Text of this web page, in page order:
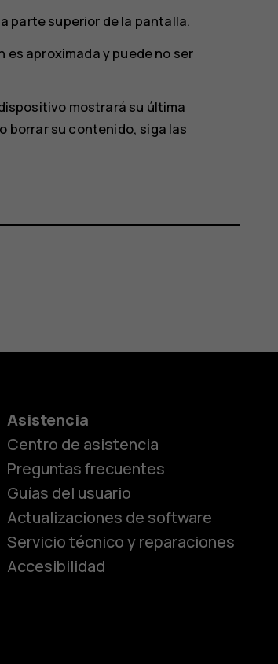
parte superior de la pantalla.
es aproximada y puede no ser
mostrará su última
borrar su contenido, siga las
Asistencia
Centro de asistencia
Preguntas frecuentes
Guías del usuario
Actualizaciones de software
Servicio técnico y reparaciones
Accesibilidad